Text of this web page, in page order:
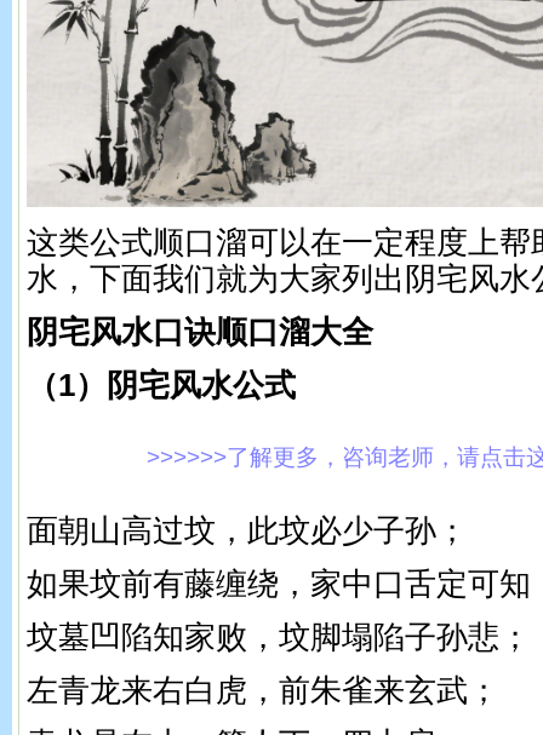
这类公式顺口溜可以在一定程度上帮
水，下面我们就为大家列出阴宅风
阴宅风水口诀顺口溜大全
（1）阴宅风水公式
>>>>>>了解更多，咨询老师，请点击
面朝山高过坟，此坟必少子孙；
如果坟前有藤缠绕，家中口舌定可知
坟墓凹陷知家败，坟脚塌陷子孙悲；
左青龙来右白虎，前朱雀来玄武；